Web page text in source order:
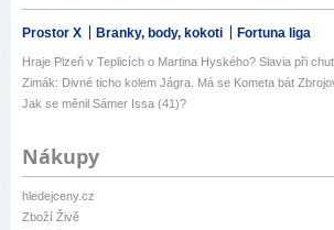
Prostor X Branky, body, kokoti Fortuna liga
Hraje Plzeň v Teplicích o Martina Hyského? Slavia při
Zimák: Divné ticho kolem Jágra. Má se Kometa bát
Jak se měnil Sámer Issa (41)?
Nákupy
hledejceny.cz
Zboží Živě